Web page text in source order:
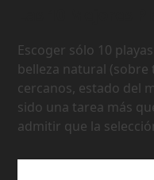
Escoger sólo 10
belleza natural
cercanos, estado del
sido una tarea más
admitir que la